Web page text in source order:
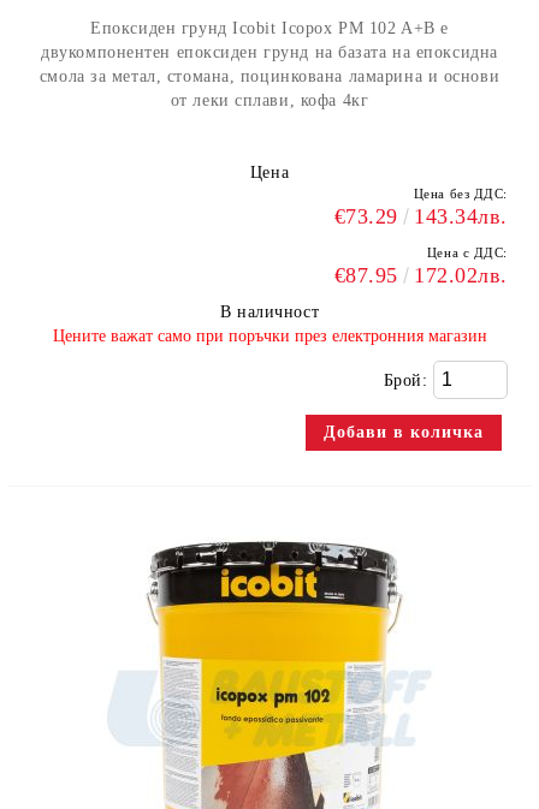
Епоксиден грунд Icobit Icopox PM 102 A+B e
двукомпонентен епоксиден грунд на базата на епоксидна
смола за метал, стомана, поцинкована ламарина и основи
от леки сплави, кофа 4кг
Цена
Цена без ДДС:
€73.29 143.34лв.
Цена с ДДС:
€87.95 172.02лв.
В наличност
​Цените важат само при поръчки през електронния магазин
Брой: